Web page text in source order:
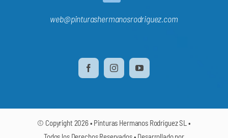
web@pinturashermanosrodriguez.com
© Copyright 2026 • Pinturas Hermanos Rodríguez SL •